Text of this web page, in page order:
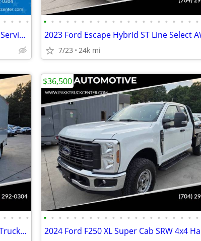
• • • •
2016 Ford F250 XL KUV Enclosed Utility Service Plumber Mechanic Truck
• • • • • • • • • • • • • • • • • • • • •
7/23 24k mi
• • • •
2021 GMC Savana 3500 17ft Cargo Box Truck Cutaway Work Delivery Van
• • • • • • • • • • • • • • • • • • • • •
$36,500